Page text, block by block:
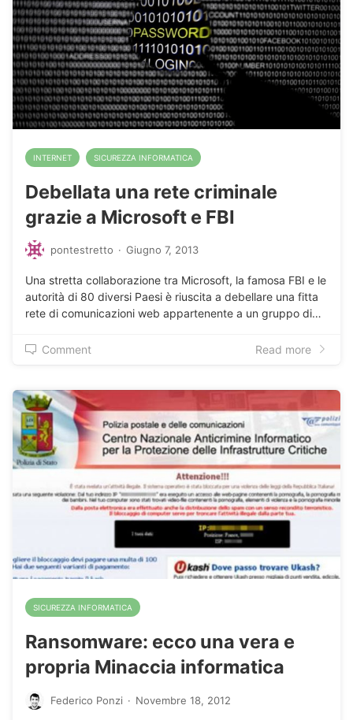
INTERNET SICUREZZA INFORMATICA
Debellata una rete criminale
grazie a Microsoft e FBI
pontestretto · Giugno 7, 2013
Una stretta collaborazione tra Microsoft, la famosa FBI e le
autorità di 80 diversi Paesi è riuscita a debellare una fitta
rete di comunicazioni web appartenente a un gruppo di…
Comment Read more
SICUREZZA INFORMATICA
Ransomware: ecco una vera e
propria Minaccia informatica
Federico Ponzi · Novembre 18, 2012